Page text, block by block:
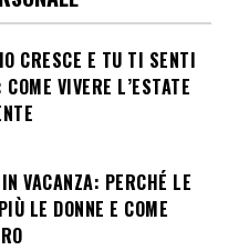
CRESCE E TU TI SENTI
VIVERE L’ESTATE
VACANZA: PERCHÉ LE
LE DONNE E COME